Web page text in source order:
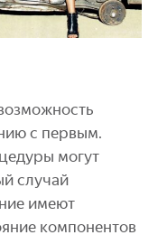
с первым.
могут
случай
имеют
компонентов